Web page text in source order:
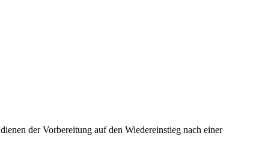
der Vorbereitung auf den Wiedereinstieg nach einer